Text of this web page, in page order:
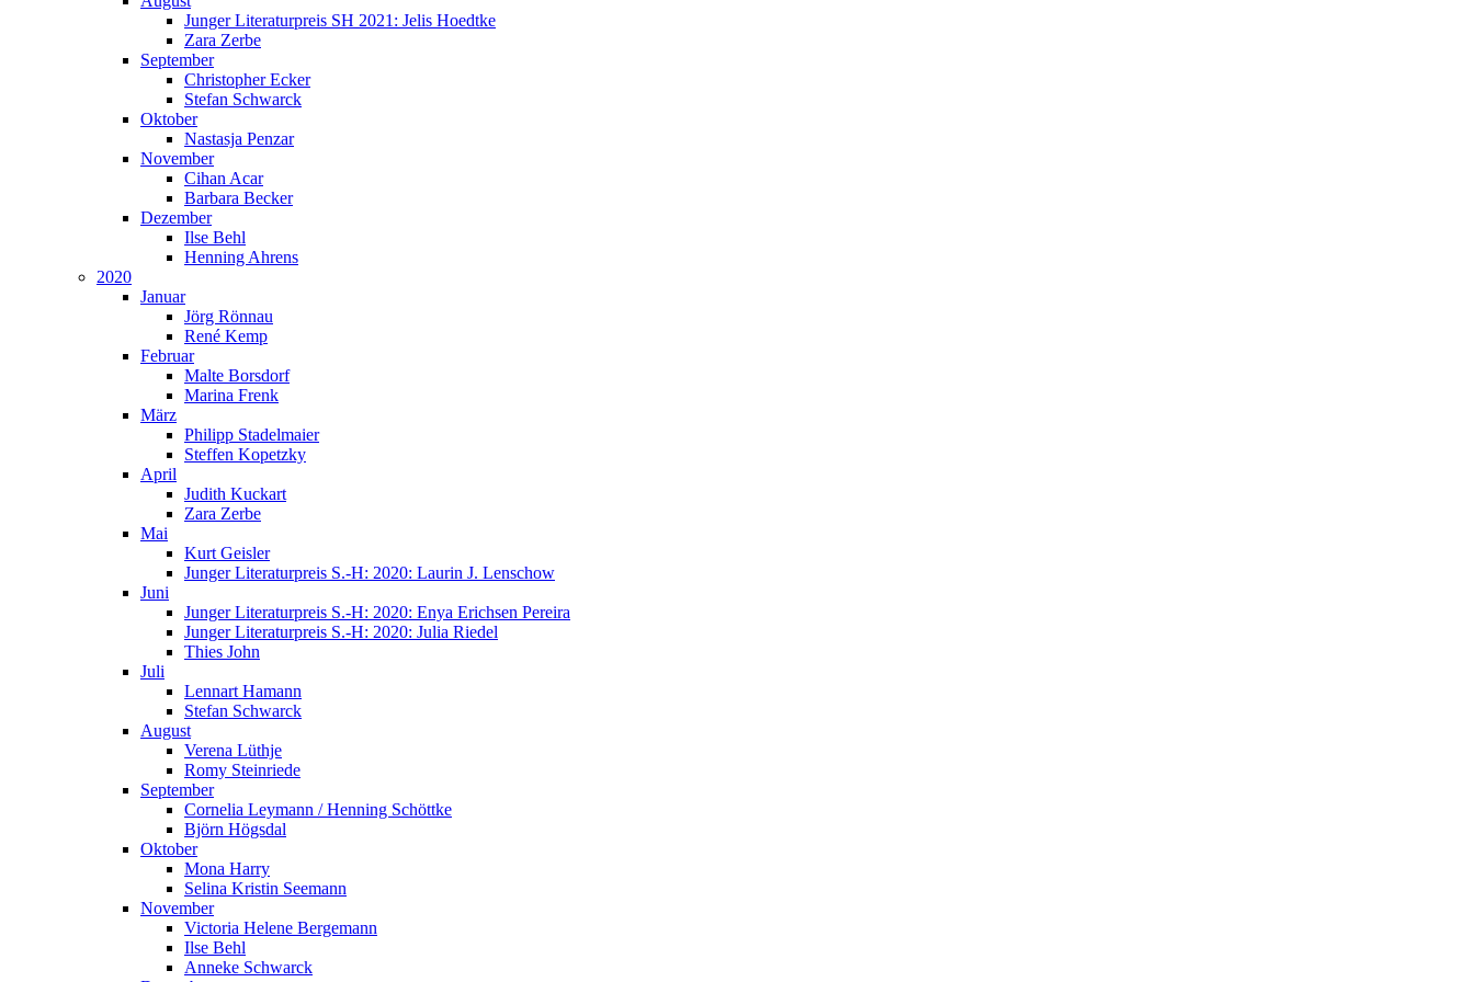
Junger Literaturpreis SH 2021: Jelis Hoedtke
Zara Zerbe
September
Christopher Ecker
Stefan Schwarck
Oktober
Nastasja Penzar
November
Cihan Acar
Barbara Becker
Dezember
Ilse Behl
Henning Ahrens
2020
Januar
Jörg Rönnau
René Kemp
Februar
Malte Borsdorf
Marina Frenk
März
Philipp Stadelmaier
Steffen Kopetzky
April
Judith Kuckart
Zara Zerbe
Mai
Kurt Geisler
Junger Literaturpreis S.-H: 2020: Laurin J. Lenschow
Juni
Junger Literaturpreis S.-H: 2020: Enya Erichsen Pereira
Junger Literaturpreis S.-H: 2020: Julia Riedel
Thies John
Juli
Lennart Hamann
Stefan Schwarck
August
Verena Lüthje
Romy Steinriede
September
Cornelia Leymann / Henning Schöttke
Björn Högsdal
Oktober
Mona Harry
Selina Kristin Seemann
November
Victoria Helene Bergemann
Ilse Behl
Anneke Schwarck